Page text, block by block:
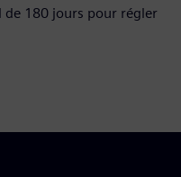
de 180 jours pour régler